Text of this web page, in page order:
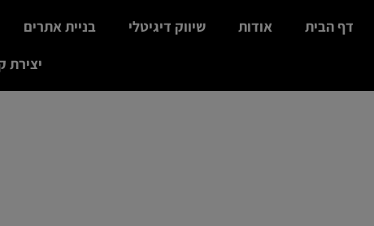
דף הבית אודות שיווק דיגיטלי בניית אתרים
יצירת